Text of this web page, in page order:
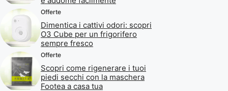
Offerte
Dimentica i cattivi odori: scopri
O3 Cube per un frigorifero
sempre fresco
Offerte
Scopri come rigenerare i tuoi
piedi secchi con la maschera
Footea a casa tua